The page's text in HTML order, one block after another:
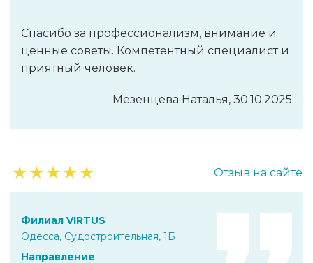
Спасибо за профессионализм, внимание и
ценные советы. Компетентный специалист и
приятный человек.
Мезенцева Наталья, 30.10.2025
★★★★★ Отзыв на сайте
Филиал VIRTUS
Одесса, Судостроительная, 1Б
Направление